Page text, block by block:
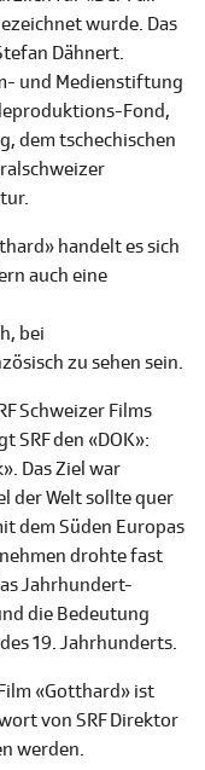
wurde. Das
Dähnert.
und Medienstiftung
Fond,
dem tschechischen
handelt es sich
auch eine
bei
zu sehen sein.
Schweizer Films
SRF den «DOK»:
Das Ziel war
der Welt sollte quer
dem Süden Europas
drohte fast
Jahrhundert-
die Bedeutung
19. Jahrhunderts.
«Gotthard» ist
von SRF Direktor
werden.